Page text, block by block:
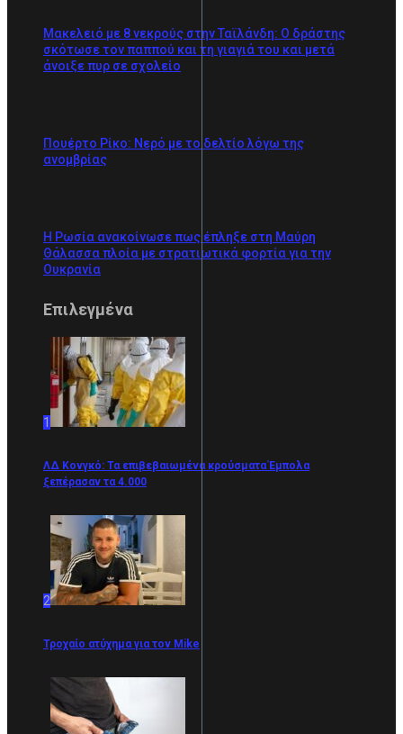
Μακελειό με 8 νεκρούς στην Ταϊλάνδη: Ο δράστης
σκότωσε τον παππού και τη γιαγιά του και μετά
άνοιξε πυρ σε σχολείο
Πουέρτο Ρίκο: Νερό με το δελτίο λόγω της
ανομβρίας
Η Ρωσία ανακοίνωσε πως έπληξε στη Μαύρη
Θάλασσα πλοία με στρατιωτικά φορτία για την
Ουκρανία
Επιλεγμένα
1
ΛΔ Κονγκό: Τα επιβεβαιωμένα κρούσματα Έμπολα
ξεπέρασαν τα 4.000
2
Τροχαίο ατύχημα για τον Mike